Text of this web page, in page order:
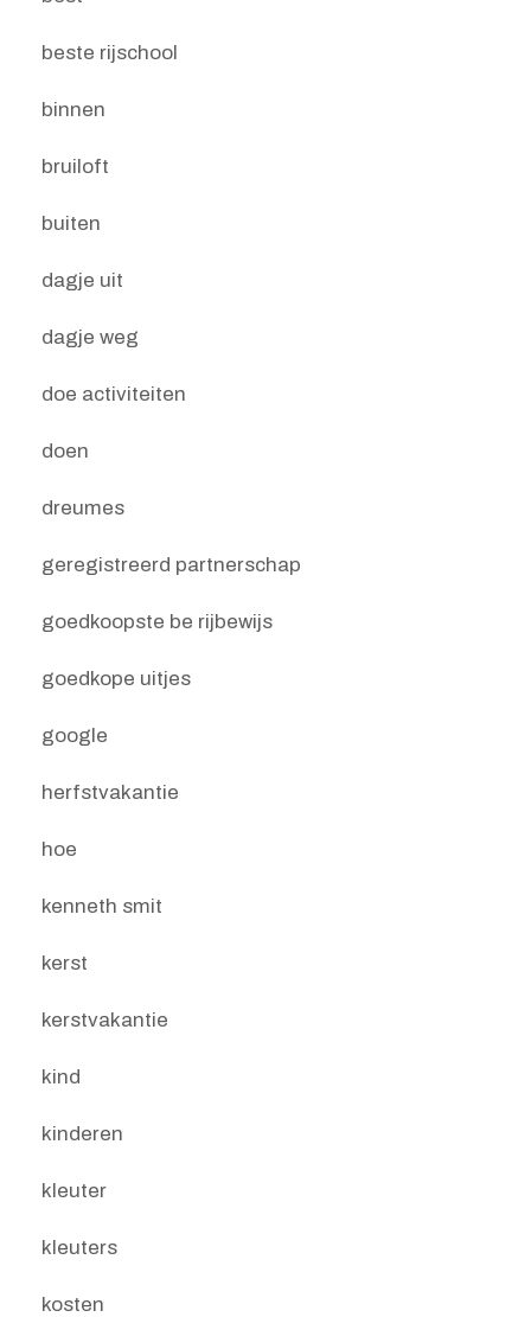
beste rijschool
binnen
bruiloft
buiten
dagje uit
dagje weg
doe activiteiten
doen
dreumes
geregistreerd partnerschap
goedkoopste be rijbewijs
goedkope uitjes
google
herfstvakantie
hoe
kenneth smit
kerst
kerstvakantie
kind
kinderen
kleuter
kleuters
kosten